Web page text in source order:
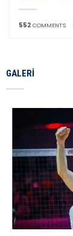
552 COMMENTS
GALERI